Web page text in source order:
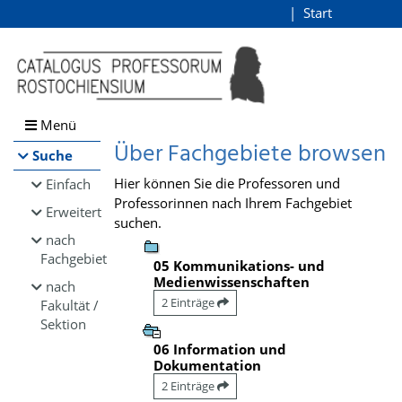
Browsen
direkt zum Inhalt
Start
Menü
Suche
Einfach
Erweitert
nach
Fachgebiet
nach
Fakultät /
Sektion
Über Fachgebiete browsen
Hier können Sie die Professoren und
Professorinnen nach Ihrem Fachgebiet
suchen.
05 Kommunikations- und
Medienwissenschaften
2 Einträge
06 Information und
Dokumentation
2 Einträge